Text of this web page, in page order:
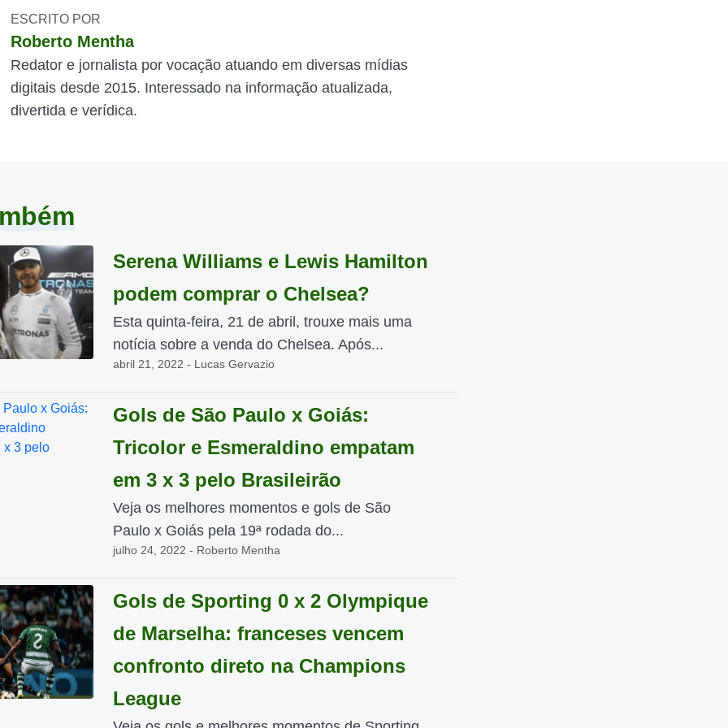
ESCRITO POR
Roberto Mentha
Redator e jornalista por vocação atuando em diversas mídias
digitais desde 2015. Interessado na informação atualizada,
divertida e verídica.
Serena Williams e Lewis Hamilton
podem comprar o Chelsea?
Esta quinta-feira, 21 de abril, trouxe mais uma
notícia sobre a venda do Chelsea. Após...
abril 21, 2022 - Lucas Gervazio
Gols de São Paulo x Goiás:
Tricolor e Esmeraldino empatam
em 3 x 3 pelo Brasileirão
Veja os melhores momentos e gols de São
Paulo x Goiás pela 19ª rodada do...
julho 24, 2022 - Roberto Mentha
Gols de Sporting 0 x 2 Olympique
de Marselha: franceses vencem
confronto direto na Champions
League